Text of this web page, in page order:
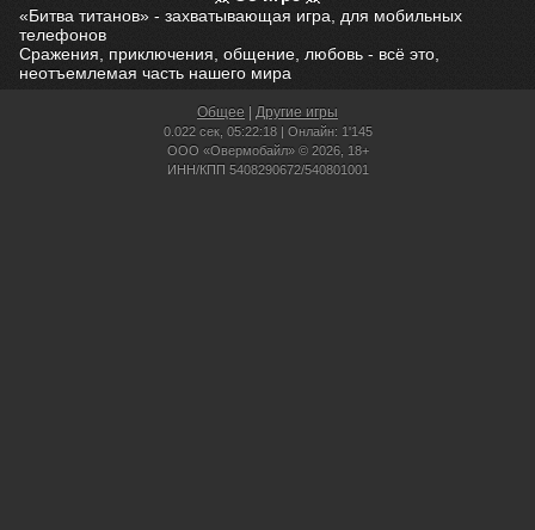
«Битва титанов» - захватывающая игра, для мобильных
телефонов
Сражения, приключения, общение, любовь - всё это,
неотъемлемая часть нашего мира
Общее Другие игры
0.022 сек, 05:22:18 | Онлайн: 1'145
ООО «Овермобайл» © 2026, 18+
ИНН/КПП 5408290672/540801001